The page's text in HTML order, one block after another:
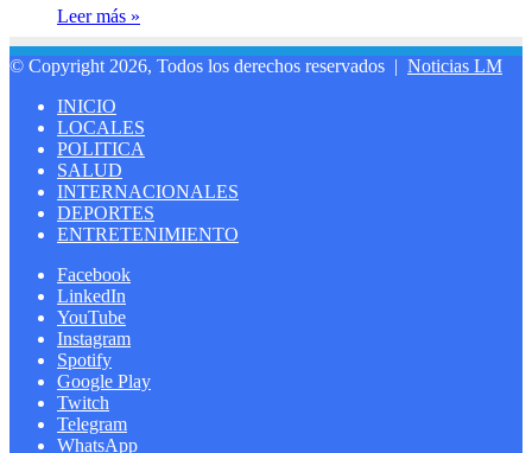
Leer más »
© Copyright 2026, Todos los derechos reservados | Noticias LM
INICIO
LOCALES
POLITICA
SALUD
INTERNACIONALES
DEPORTES
ENTRETENIMIENTO
Facebook
LinkedIn
YouTube
Instagram
Spotify
Google Play
Twitch
Telegram
WhatsApp